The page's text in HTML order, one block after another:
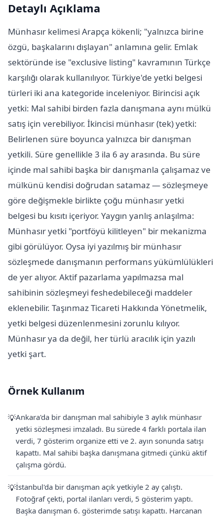
Detaylı Açıklama
Münhasır kelimesi Arapça kökenli; "yalnızca birine
özgü, başkalarını dışlayan" anlamına gelir. Emlak
sektöründe ise "exclusive listing" kavramının Türkçe
karşılığı olarak kullanılıyor. Türkiye'de yetki belgesi
türleri iki ana kategoride inceleniyor. Birincisi açık
yetki: Mal sahibi birden fazla danışmana aynı mülkü
satış için verebiliyor. İkincisi münhasır (tek) yetki:
Belirlenen süre boyunca yalnızca bir danışman
yetkili. Süre genellikle 3 ila 6 ay arasında. Bu süre
içinde mal sahibi başka bir danışmanla çalışamaz ve
mülkünü kendisi doğrudan satamaz — sözleşmeye
göre değişmekle birlikte çoğu münhasır yetki
belgesi bu kısıtı içeriyor. Yaygın yanlış anlaşılma:
Münhasır yetki "portföyü kilitleyen" bir mekanizma
gibi görülüyor. Oysa iyi yazılmış bir münhasır
sözleşmede danışmanın performans yükümlülükleri
de yer alıyor. Aktif pazarlama yapılmazsa mal
sahibinin sözleşmeyi feshedebileceği maddeler
eklenebilir. Taşınmaz Ticareti Hakkında Yönetmelik,
yetki belgesi düzenlenmesini zorunlu kılıyor.
Münhasır ya da değil, her türlü aracılık için yazılı
yetki şart.
Örnek Kullanım
💡Ankara'da bir danışman mal sahibiyle 3 aylık münhasır
yetki sözleşmesi imzaladı. Bu sürede 4 farklı portala ilan
verdi, 7 gösterim organize etti ve 2. ayın sonunda satışı
kapattı. Mal sahibi başka danışmana gitmedi çünkü aktif
çalışma gördü.
💡İstanbul'da bir danışman açık yetkiyle 2 ay çalıştı.
Fotoğraf çekti, portal ilanları verdi, 5 gösterim yaptı.
Başka danışman 6. gösterimde satışı kapattı. Harcanan